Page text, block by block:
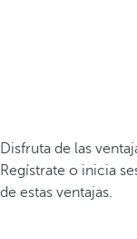
Disfruta de las
Regístrate o inicia
de estas ventajas.